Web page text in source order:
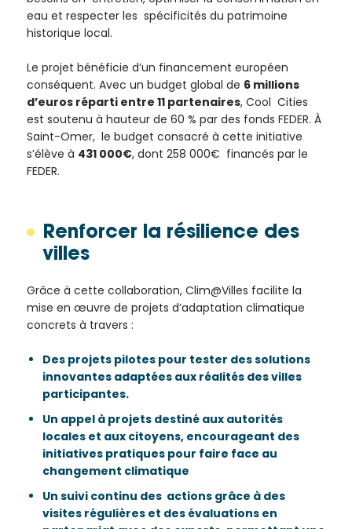
eau et respecter les spécificités du patrimoine
historique local.
Le projet bénéficie d’un financement européen
conséquent. Avec un budget global de 6 millions
d’euros réparti entre 11 partenaires, Cool Cities
est soutenu à hauteur de 60 % par des fonds FEDER. À
Saint-Omer, le budget consacré à cette initiative
s’élève à 431 000€, dont 258 000€ financés par le
FEDER.
Renforcer la résilience des
villes
Grâce à cette collaboration, Clim@Villes facilite la
mise en œuvre de projets d’adaptation climatique
concrets à travers :
Des projets pilotes pour tester des solutions
innovantes adaptées aux réalités des villes
participantes.
Un appel à projets destiné aux autorités
locales et aux citoyens, encourageant des
initiatives pratiques pour faire face au
changement climatique
Un suivi continu des actions grâce à des
visites régulières et des évaluations en